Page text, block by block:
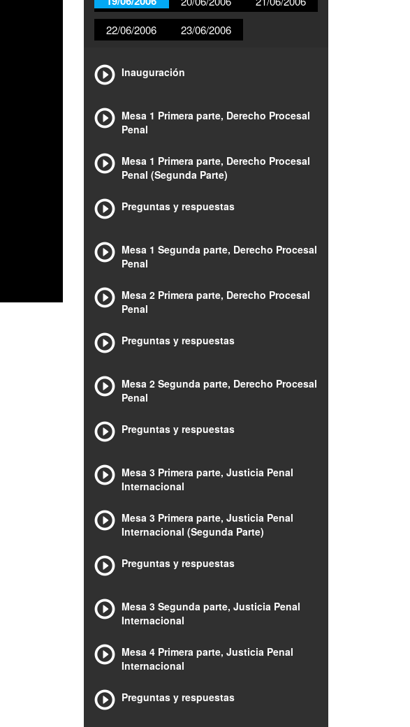
22/06/2006
23/06/2006
Inauguración
Mesa 1 Primera parte, Derecho Procesal
Penal
Mesa 1 Primera parte, Derecho Procesal
Penal (Segunda Parte)
Preguntas y respuestas
Mesa 1 Segunda parte, Derecho Procesal
Penal
Mesa 2 Primera parte, Derecho Procesal
Penal
Preguntas y respuestas
Mesa 2 Segunda parte, Derecho Procesal
Penal
Preguntas y respuestas
Mesa 3 Primera parte, Justicia Penal
Internacional
Mesa 3 Primera parte, Justicia Penal
Internacional (Segunda Parte)
Preguntas y respuestas
Mesa 3 Segunda parte, Justicia Penal
Internacional
Mesa 4 Primera parte, Justicia Penal
Internacional
Preguntas y respuestas